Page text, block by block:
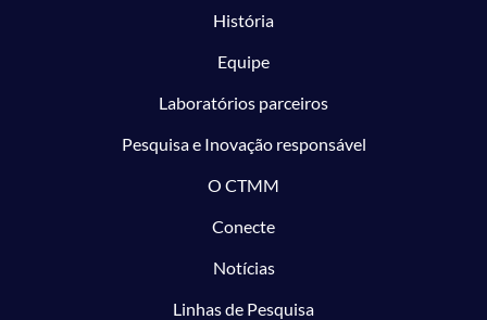
História
Equipe
Laboratórios parceiros
Pesquisa e Inovação responsável
O CTMM
Conecte
Notícias
Linhas de Pesquisa